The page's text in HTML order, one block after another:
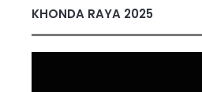
KHONDA RAYA 2025